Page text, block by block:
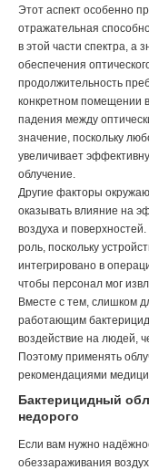
Этот аспект особенно
отражательная
в этой части спектра, а
обеспечения
продолжительность
конкретном помещении
падения между
значение, поскольку
увеличивает
облучение.
Другие факторы
оказывать влияние на
воздуха и
роль, поскольку
интегрировано в
чтобы персонал мог
Вместе с тем, слишком
работающим
воздействие на людей,
Поэтому применять
рекомендациями
Бактерицидный
недорого
Если вам нужно
обеззараживания